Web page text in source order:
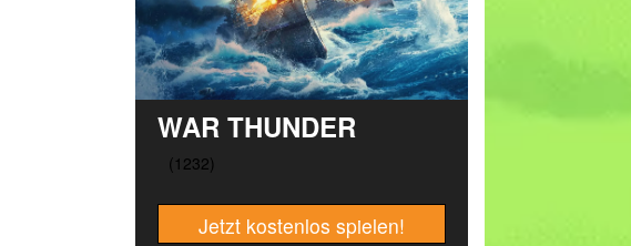
WAR THUNDER
Jetzt kostenlos spielen!